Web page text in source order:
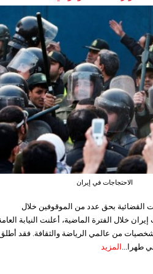
الاحتجاجات في إيران
القضائية بحق عدد من الموقوفين خلال
خلال الفترة الماضية، أعلنت النيابة
من عالمي الرياضة والثقافة. فقد
طهرا... المزيد